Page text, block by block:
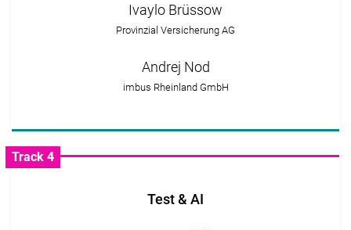
Ivaylo Brüssow
Provinzial Versicherung AG
Andrej Nod
imbus Rheinland GmbH
Test & AI
Track 4